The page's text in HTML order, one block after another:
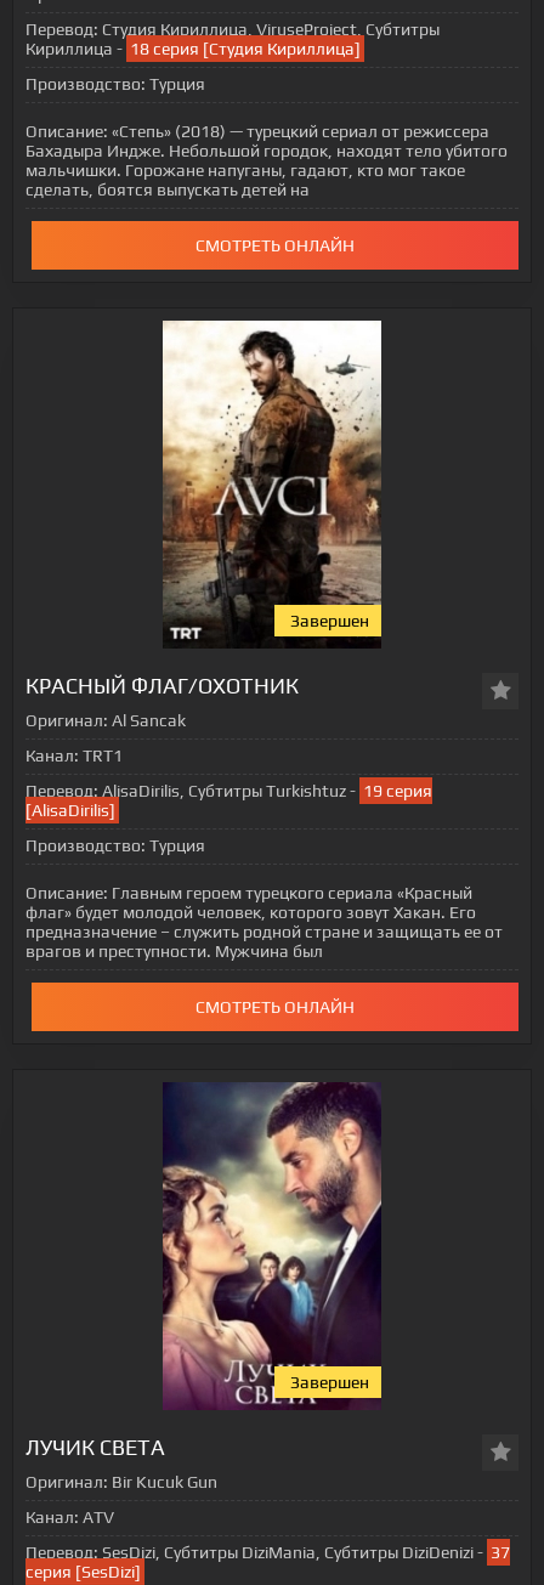
Перевод: Студия Кириллица, ViruseProject, Субтитры
Кириллица - 18 серия [Студия Кириллица]
Производство: Турция
Описание: «Степь» (2018) — турецкий сериал от режиссера
Бахадыра Индже. Небольшой городок, находят тело убитого
мальчишки. Горожане напуганы, гадают, кто мог такое
сделать, боятся выпускать детей на
СМОТРЕТЬ ОНЛАЙН
Завершен
КРАСНЫЙ ФЛАГ/ОХОТНИК
Оригинал: Al Sancak
Канал: TRT1
Перевод: AlisaDirilis, Субтитры Turkishtuz - 19 серия
[AlisaDirilis]
Производство: Турция
Описание: Главным героем турецкого сериала «Красный
флаг» будет молодой человек, которого зовут Хакан. Его
предназначение – служить родной стране и защищать ее от
врагов и преступности. Мужчина был
СМОТРЕТЬ ОНЛАЙН
Завершен
ЛУЧИК СВЕТА
Оригинал: Bir Kucuk Gun
Канал: ATV
Перевод: SesDizi, Субтитры DiziMania, Субтитры DiziDenizi - 37
серия [SesDizi]